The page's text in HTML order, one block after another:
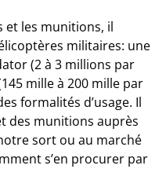
et les munitions, il
militaires: une
(2 à 3 millions par
mille à 200 mille par
formalités d’usage. Il
des munitions auprès
sort ou au marché
s’en procurer par